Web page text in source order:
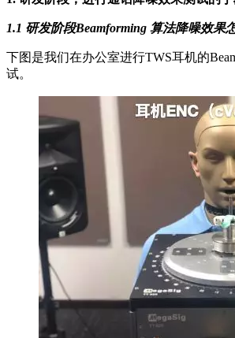
1.1 研发阶段Beamforming 算法降噪效果
下图是我们在办公室进行TWS耳机的
试。